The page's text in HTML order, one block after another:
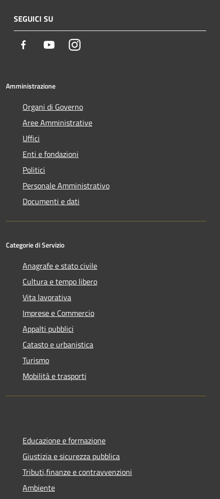
SEGUICI SU
Facebook YoutubeInstagram
Amministrazione
Organi di Governo
Aree Amministrative
Uffici
Enti e fondazioni
Politici
Personale Amministrativo
Documenti e dati
Categorie di Servizio
Anagrafe e stato civile
Cultura e tempo libero
Vita lavorativa
Imprese e Commercio
Appalti pubblici
Catasto e urbanistica
Turismo
Mobilità e trasporti
Educazione e formazione
Giustizia e sicurezza pubblica
Tributi,finanze e contravvenzioni
Ambiente